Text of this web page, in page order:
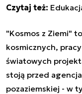
Czytaj też:
"Kosmos z Ziemi"
kosmicznych,
światowych
stoją przed
pozaziemskiej - w